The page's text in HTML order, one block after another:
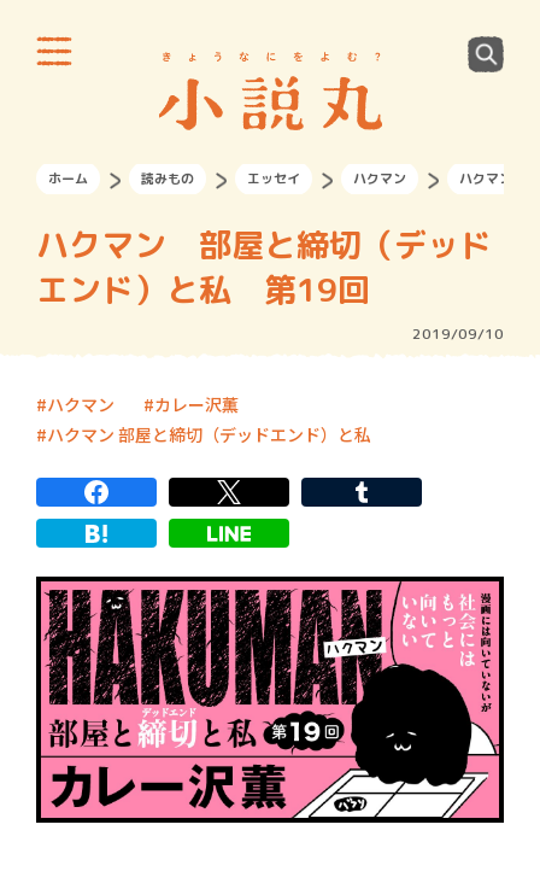
ホーム 読みもの エッセイ ハクマン ハクマン 部
ハクマン 部屋と締切（デッド
エンド）と私 第19回
2019/09/10
ハクマン
カレー沢薫
ハクマン 部屋と締切（デッドエンド）と私